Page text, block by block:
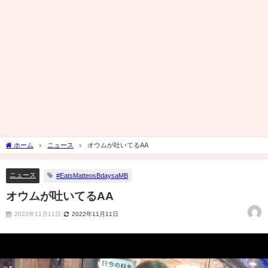
ホーム ニュース オウムが吐いてるAA
ニュース #EatsMatteosBdaysaMB
オウムが吐いてるAA
2022年11月11日 2022年11月11日